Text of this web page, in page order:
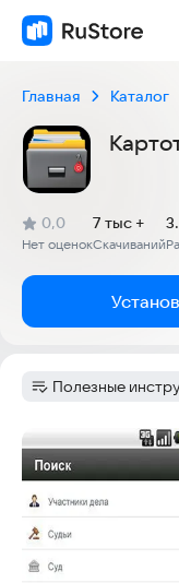
Главная Каталог
Рейтинг:
0,0
(
Нет оценок
)
Скачиваний
7 тыс +
Категория:
Полезные